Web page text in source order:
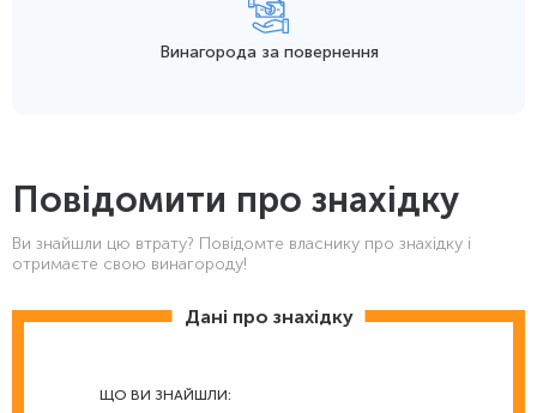
Винагорода за повернення
Повідомити про знахідку
Ви знайшли цю втрату? Повідомте власнику про знахідку і
отримаєте свою винагороду!
Дані про знахідку
ЩО ВИ ЗНАЙШЛИ: